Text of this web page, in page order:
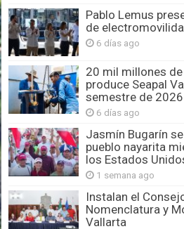
Pablo Lemus
de
6 días ago
20 mil millones
produce Seapal
semestre de 2026
6 días ago
Jasmín Bugarín
pueblo nayarita
los Estados
1 semana ago
Instalan el
Nomenclatura y
Vallarta